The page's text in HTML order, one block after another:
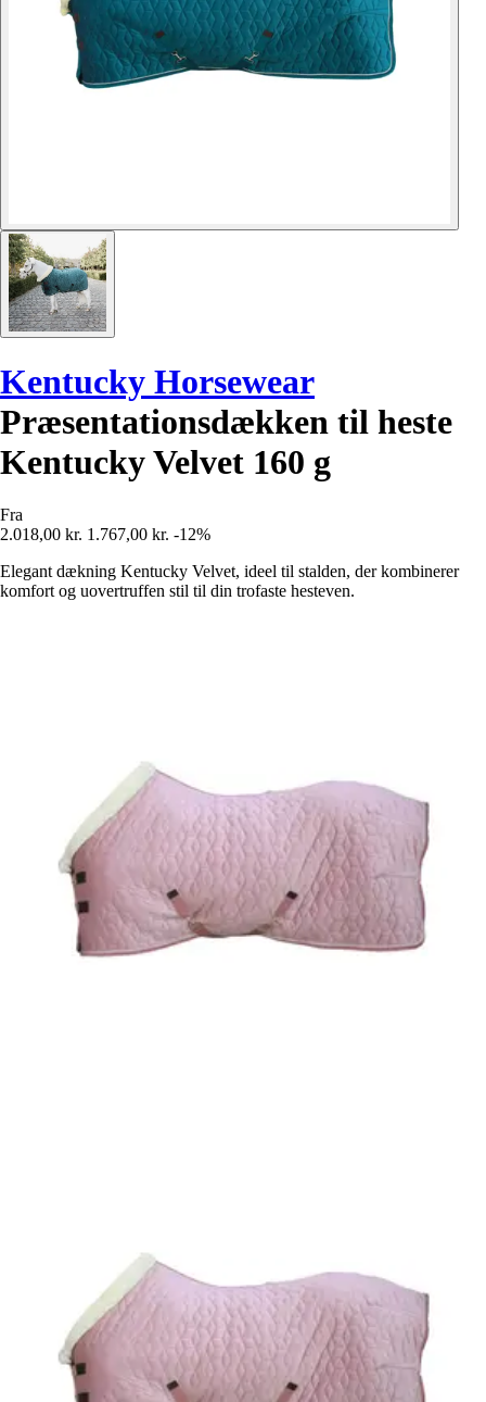
Kentucky Horsewear
Præsentationsdækken til heste
Kentucky Velvet 160 g
Fra
2.018,00 kr. 1.767,00 kr. -12%
Elegant dækning Kentucky Velvet, ideel til stalden, der kombinerer
komfort og uovertruffen stil til din trofaste hesteven.